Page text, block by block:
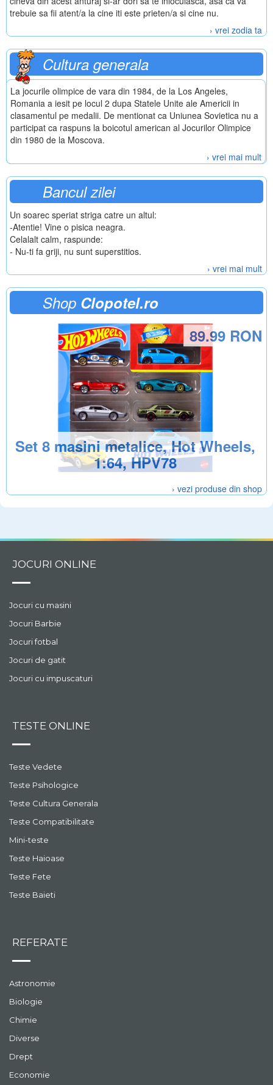
trebuie sa fii atent/a la cine iti este prieten/a si cine nu.
› vrei zodia ta
Cultura generala
La jocurile olimpice de vara din 1984, de la Los Angeles,
Romania a iesit pe locul 2 dupa Statele Unite ale Americii in
clasamentul pe medalii. De mentionat ca Uniunea Sovietica nu a
participat ca raspuns la boicotul american al Jocurilor Olimpice
din 1980 de la Moscova.
› vrei mai mult
Bancul zilei
Un soarec speriat striga catre un altul:
-Atentie! Vine o pisica neagra.
Celalalt calm, raspunde:
- Nu-ti fa griji, nu sunt superstitios.
› vrei mai mult
Shop Clopotel.ro
Set 8 masini metalice, Hot Wheels,
1:64, HPV78
89.99 RON
› vezi produse din shop
JOCURI ONLINE
Jocuri cu masini
Jocuri Barbie
Jocuri fotbal
Jocuri de gatit
Jocuri cu impuscaturi
TESTE ONLINE
Teste Vedete
Teste Psihologice
Teste Cultura Generala
Teste Compatibilitate
Mini-teste
Teste Haioase
Teste Fete
Teste Baieti
REFERATE
Astronomie
Biologie
Chimie
Diverse
Drept
Economie